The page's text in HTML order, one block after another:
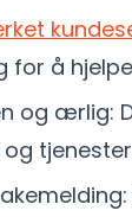
for å
og ærlig: